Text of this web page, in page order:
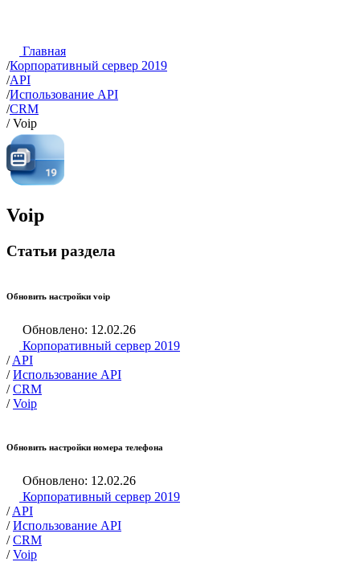
Главная
/Корпоративный сервер 2019
/API
/Использование API
/CRM
/ Voip
Voip
Статьи раздела
Обновить настройки voip
Обновлено: 12.02.26
Корпоративный сервер 2019
/ API
/ Использование API
/ CRM
/ Voip
Обновить настройки номера телефона
Обновлено: 12.02.26
Корпоративный сервер 2019
/ API
/ Использование API
/ CRM
/ Voip